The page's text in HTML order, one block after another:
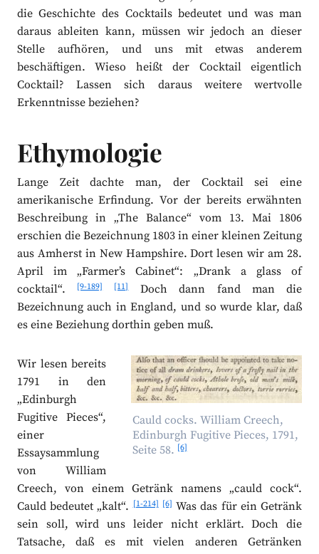
die Geschichte des Cocktails bedeutet und was man
daraus ableiten kann, müssen wir jedoch an dieser
Stelle aufhören, und uns mit etwas anderem
beschäftigen. Wieso heißt der Cocktail eigentlich
Cocktail? Lassen sich daraus weitere wertvolle
Erkenntnisse beziehen?
Ethymologie
Lange Zeit dachte man, der Cocktail sei eine
amerikanische Erfindung. Vor der bereits erwähnten
Beschreibung in „The Balance“ vom 13. Mai 1806
erschien die Bezeichnung 1803 in einer kleinen Zeitung
aus Amherst in New Hampshire. Dort lesen wir am 28.
April im „Farmer’s Cabinet“: „Drank a glass of
cocktail“.
[9-189] [11]Doch dann fand man die
Bezeichnung auch in England, und so wurde klar, daß
es eine Beziehung dorthin geben muß.
Cauld cocks. William Creech,
Edinburgh Fugitive Pieces, 1791,
Seite 58. [6]
Wir lesen bereits
1791 in den
„Edinburgh
Fugitive Pieces“,
einer
Essaysammlung
von William
Creech, von einem Getränk namens „cauld cock“.
Cauld bedeutet „kalt“.[1-214] [6] Was das für ein Getränk
sein soll, wird uns leider nicht erklärt. Doch die
Tatsache, daß es mit vielen anderen Getränken